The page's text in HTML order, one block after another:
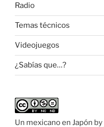
Radio
Temas técnicos
Videojuegos
¿Sabías que…?
Un mexicano en Japón by